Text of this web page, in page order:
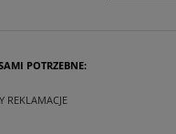
POTRZEBNE:
REKLAMACJE